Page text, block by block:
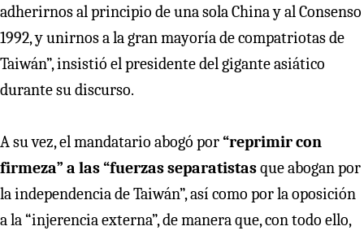
adherirnos al principio de una sola China y al Consenso
1992, y unirnos a la gran mayoría de compatriotas de
Taiwán”, insistió el presidente del gigante asiático
durante su discurso.
A su vez, el mandatario abogó por“reprimir con
firmeza” a las “fuerzas separatistasque abogan por
la independencia de Taiwán”, así como por la oposición
a la “injerencia externa”, de manera que, con todo ello,